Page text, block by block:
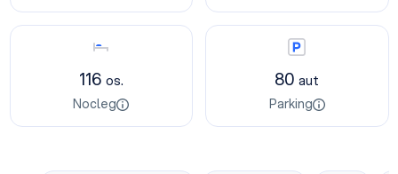
Nocleg
116 os.
Nocleg
Parking
80aut
Parking